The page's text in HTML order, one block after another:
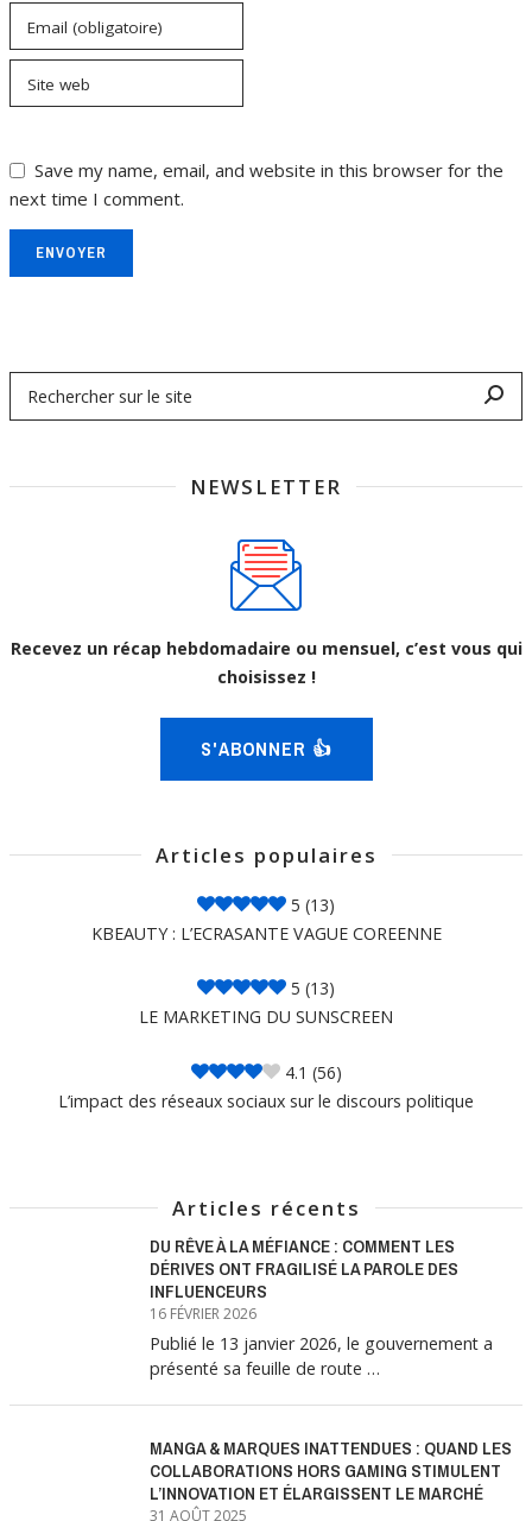
Email (obligatoire)
Site web
Save my name, email, and website in this browser for the
next time I comment.
ENVOYER
NEWSLETTER
Recevez un récap hebdomadaire ou mensuel, c’est vous qui
choisissez !
S'ABONNER 👍
Articles populaires
5 (13)
KBEAUTY : L’ECRASANTE VAGUE COREENNE
5 (13)
LE MARKETING DU SUNSCREEN
4.1 (56)
L’impact des réseaux sociaux sur le discours politique
Articles récents
DU RÊVE À LA MÉFIANCE : COMMENT LES
DÉRIVES ONT FRAGILISÉ LA PAROLE DES
INFLUENCEURS
16 FÉVRIER 2026
Publié le 13 janvier 2026, le gouvernement a
présenté sa feuille de route …
MANGA & MARQUES INATTENDUES : QUAND LES
COLLABORATIONS HORS GAMING STIMULENT
L’INNOVATION ET ÉLARGISSENT LE MARCHÉ
31 AOÛT 2025